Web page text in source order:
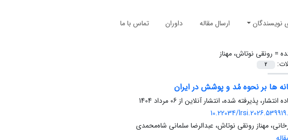
نویسندگان ارسال مقاله داوران تماس با ما
= رونقی نوتاش، مهناز
2
ها بر نحوه مُد و پوشش در ایران
انتشار، پذیرفته شده، انتشار آنلاین از 06 مرداد 1404
10.22034/
مهناز رونقی نوتاش، عبدالرضا سلمانی شاه‌محمدی